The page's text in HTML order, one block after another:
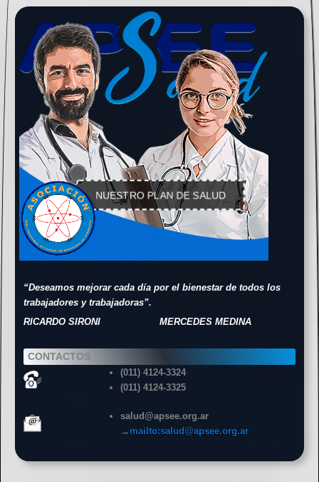
NUESTRO PLAN DE SALUD
“Deseamos mejorar cada día por el bienestar de todos los
trabajadores y trabajadoras”.
RICARDO SIRONI
MERCEDES MEDINA
CONTACTOS
(011) 4124-3324
(011) 4124-3325
salud@apsee.org.ar
→mailto:salud@apsee.org.ar